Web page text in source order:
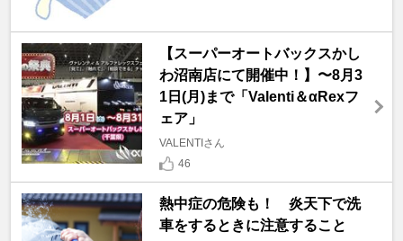
【スーパーオートバックスかし
わ沼南店にて開催中！】〜8月3
1日(月)まで「Valenti＆αRexフ
ェア」
VALENTIさん
46
熱中症の危険も！ 炎天下で洗
車をするときに注意すること